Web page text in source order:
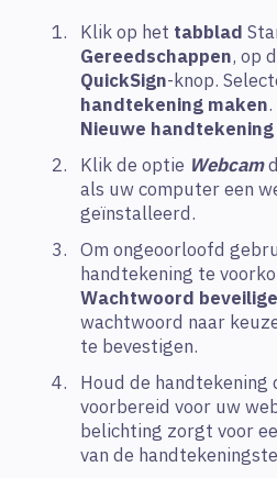
Klik op het tabblad
Gereedschappen, op
QuickSign-knop.
handtekening maken
Nieuwe
Klik de optie Webcam
als uw computer een
geïnstalleerd.
Om ongeoorloofd
handtekening te
Wachtwoord
wachtwoord naar
te bevestigen.
Houd de
voorbereid voor uw
belichting zorgt voor
van de